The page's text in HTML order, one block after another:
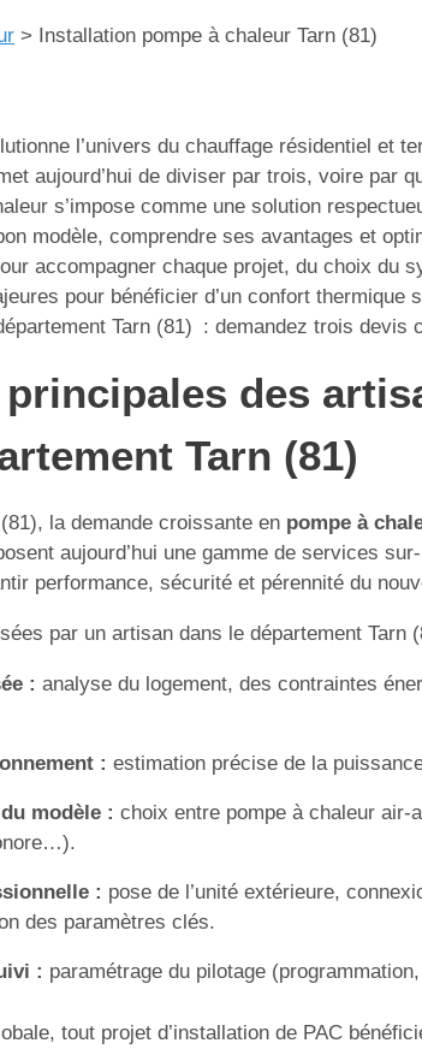
> Installation pompe à chaleur Tarn (81)
l’univers du chauffage résidentiel et
aujourd’hui de diviser par trois, voire par
s’impose comme une solution
modèle, comprendre ses avantages et
accompagner chaque projet, du choix
pour bénéficier d’un confort
Tarn (81) : demandez trois
des
Tarn (81)
la demande croissante en pompe à
aujourd’hui une gamme de services
performance, sécurité et pérennité du
par un artisan dans le département Tarn
: analyse du logement, des contraintes
: estimation précise de la
modèle : choix entre pompe à chaleur air-
: pose de l’unité extérieure,
des paramètres clés.
: paramétrage du pilotage
tout projet d’installation de PAC